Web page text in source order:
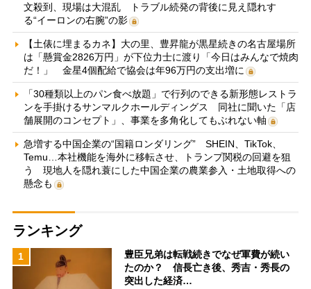
文殺到、現場は大混乱 トラブル続発の背後に見え隠れす
る“イーロンの右腕”の影
【土俵に埋まるカネ】大の里、豊昇龍が黒星続きの名古屋場所
は「懸賞金2826万円」が下位力士に渡り「今日はみんなで焼肉
だ！」 金星4個配給で協会は年96万円の支出増に
「30種類以上のパン食べ放題」で行列のできる新形態レストラ
ンを手掛けるサンマルクホールディングス 同社に聞いた「店
舗展開のコンセプト」、事業を多角化してもぶれない軸
急増する中国企業の“国籍ロンダリング” SHEIN、TikTok、
Temu…本社機能を海外に移転させ、トランプ関税の回避を狙
う 現地人を隠れ蓑にした中国企業の農業参入・土地取得への
懸念も
ランキング
1
豊臣兄弟は転戦続きでなぜ軍費が続い
たのか？ 信長亡き後、秀吉・秀長の
突出した経済…